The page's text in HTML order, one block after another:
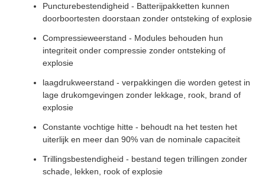
Puncturebestendigheid - Batterijpakketten kunnen
doorboortesten doorstaan zonder ontsteking of explosie
Compressieweerstand - Modules behouden hun
integriteit onder compressie zonder ontsteking of
explosie
laagdrukweerstand - verpakkingen die worden getest in
lage drukomgevingen zonder lekkage, rook, brand of
explosie
Constante vochtige hitte - behoudt na het testen het
uiterlijk en meer dan 90% van de nominale capaciteit
Trillingsbestendigheid - bestand tegen trillingen zonder
schade, lekken, rook of explosie